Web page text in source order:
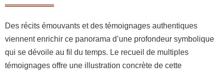
Des récits émouvants et des témoignages authentiques
viennent enrichir ce panorama d’une profondeur symbolique
qui se dévoile au fil du temps. Le recueil de multiples
témoignages offre une illustration concrète de cette